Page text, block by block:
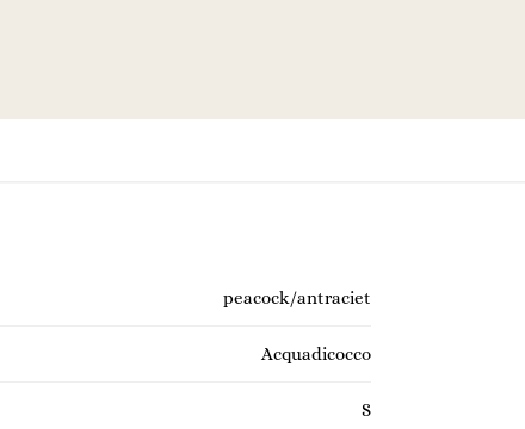
peacock/antraciet
Acquadicocco
S